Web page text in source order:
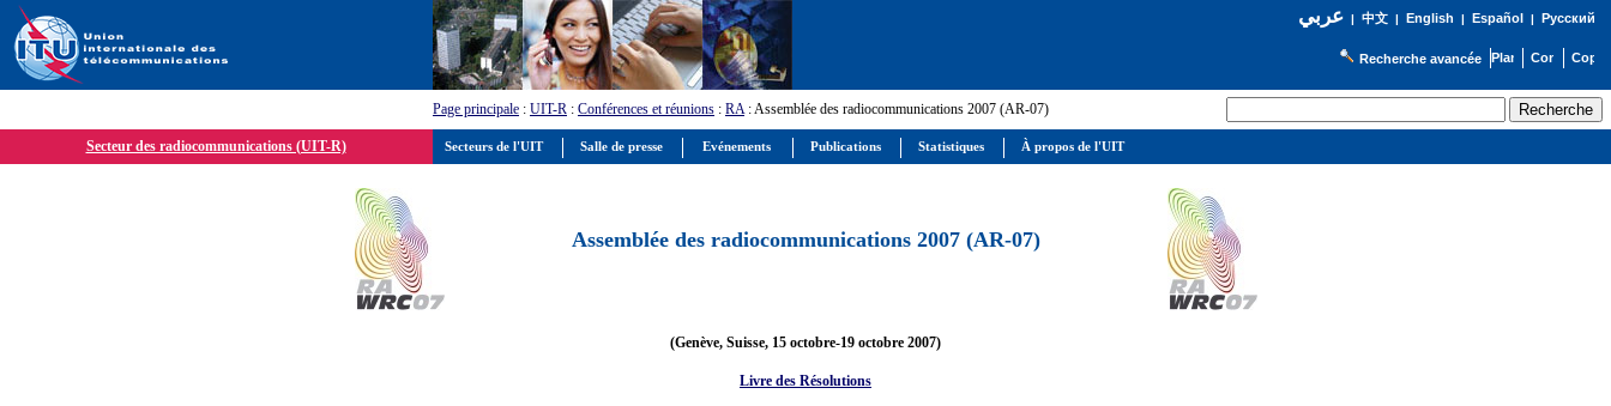
عربي| 中文| English | Español | Русский
Recherche avancée
Page principale : UIT-R : Conférences et réunions : RA: Assemblée des radiocommunications 2007 (AR-07)
Secteur des radiocommunications (UIT-R)
Assemblée des radiocommunications 2007 (AR-07)
(Genève, Suisse, 15 octobre-19 octobre 2007)
Livre des Résolutions
Secteurs de l'UIT Salle de presse Evénements Publications Statistiques À propos de l'UIT